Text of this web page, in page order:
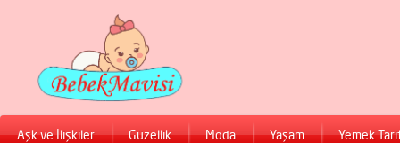
Aşk ve İlişkiler Güzellik Moda Yaşam Yemek